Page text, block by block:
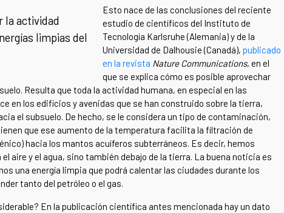
la actividad
limpias del
Esto nace de las conclusiones del reciente
estudio de científicos del Instituto de
Tecnología Karlsruhe (Alemania) y de la
Universidad de Dalhousie (Canadá), publicado
en la revista Nature Communications, en el
que se explica cómo es posible aprovechar
Resulta que toda la actividad humana, en especial en las
en los edificios y avenidas que se han construido sobre la tierra,
el subsuelo. De hecho, se le considera un tipo de contaminación,
que ese aumento de la temperatura facilita la filtración de
hacia los mantos acuíferos subterráneos. Es decir, hemos
aire y el agua, sino también debajo de la tierra. La buena noticia es
una energía limpia que podrá calentar las ciudades durante los
tanto del petróleo o el gas.
En la publicación científica antes mencionada hay un dato